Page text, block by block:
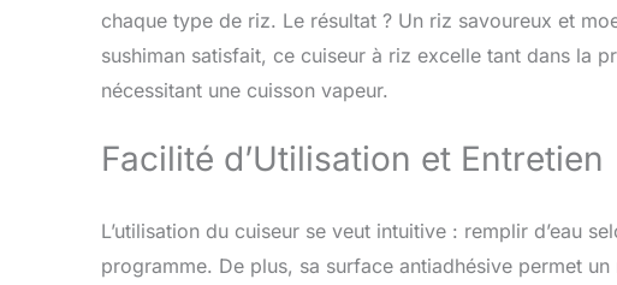
chaque type de riz. Le résultat ? Un riz savoureux et
sushiman satisfait, ce cuiseur à riz excelle tant dans la
nécessitant une cuisson vapeur.
Facilité d’Utilisation et Entretien
L’utilisation du cuiseur se veut intuitive : remplir d’eau
programme. De plus, sa surface antiadhésive permet